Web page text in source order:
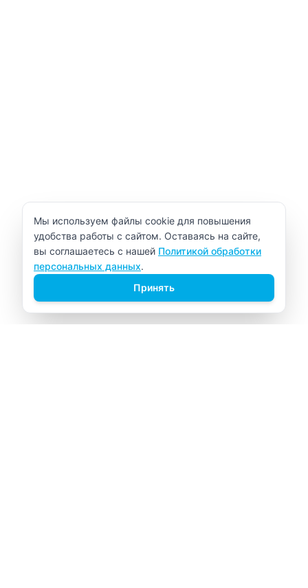
Уведомление об использовании cookie
Мы используем файлы cookie для повышения
удобства работы с сайтом. Оставаясь на сайте,
вы соглашаетесь с нашей Политикой обработки
персональных данных.
Принять